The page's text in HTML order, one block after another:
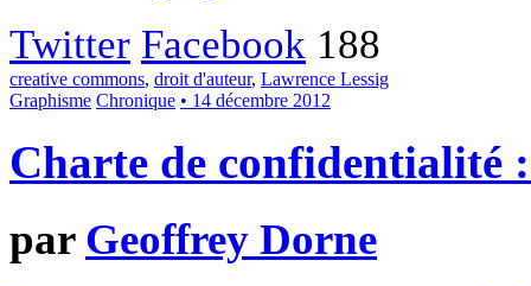
Twitter Facebook 188
creative commons, droit d'auteur, Lawrence Lessig
Graphisme Chronique • 14 décembre 2012
Charte de confidentialité
par Geoffrey Dorne